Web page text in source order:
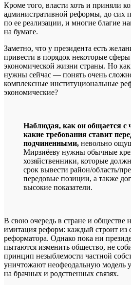
Кроме того, власти хоть и приняли
административной реформы, до сих
по ее реализации, и многие благие
на бумаге.
Заметно, что у президента есть
привести в порядок некоторые
экономической жизни страны. Но
нужны сейчас — понять очень
комплексные институциональные
экономические?
Наблюдая, как он общается с
какие требования ставит
подчиненными, невольно
Мирзиёеву нужны обычные
хозяйственники, которые
срок вывести район/область/
передовые позиции, а также
высокие показатели.
В свою очередь в стране и обществе
имитация реформ: каждый строит из
реформатора. Однако пока ни
пытаются изменить общество, не
принцип незыблемости частной
уничтожают неофеодальную модель
на брачных и родственных связях.